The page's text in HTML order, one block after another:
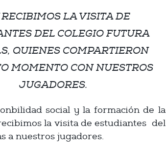
LA VISITA DE
DEL COLEGIO FUTURA
QUIENES COMPARTIERON
MOMENTO CON NUESTROS
JUGADORES.
social y la formación de la
la visita de estudiantes del
a nuestros jugadores.